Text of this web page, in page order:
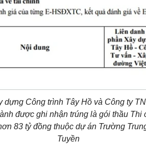
dựng Công trình Tây Hồ và Công ty
được ghi nhận trúng là gói thầu Thi
83 tỷ đồng thuộc dự án Trường
Tuyền